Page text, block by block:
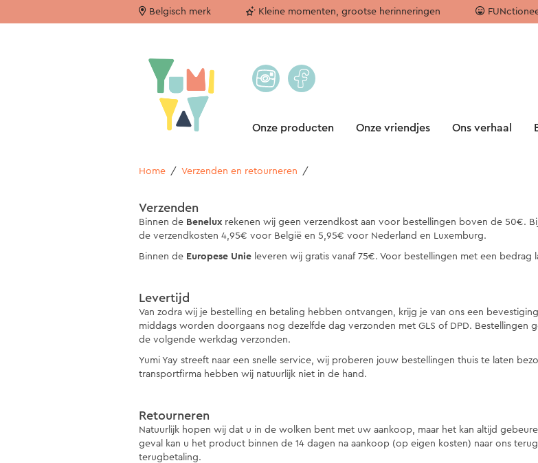
Belgisch merk Kleine momenten, grootse herinneringen
Onze producten Onze vriendjes Ons verhaal
Home / Verzenden en retourneren /
Verzenden
Binnen de Benelux rekenen wij geen verzendkost aan voor bestellingen boven de 50€.
de verzendkosten 4,95€ voor België en 5,95€ voor Nederland en Luxemburg.
Binnen de Europese Unie leveren wij gratis vanaf 75€. Voor bestellingen met een
Levertijd
Van zodra wij je bestelling en betaling hebben ontvangen, krijg je van ons een
middags worden doorgaans nog dezelfde dag verzonden met GLS of DPD. Bestellingen
de volgende werkdag verzonden.
Yumi Yay streeft naar een snelle service, wij proberen jouw bestellingen thuis te laten
transportfirma hebben wij natuurlijk niet in de hand.
Retourneren
Natuurlijk hopen wij dat u in de wolken bent met uw aankoop, maar het kan altijd
geval kan u het product binnen de 14 dagen na aankoop (op eigen kosten) naar ons
terugbetaling.